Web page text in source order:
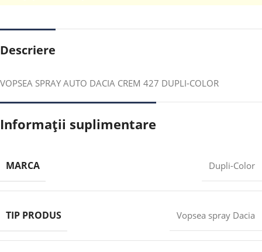
Descriere
VOPSEA SPRAY AUTO DACIA CREM 427 DUPLI-COLOR
Informații suplimentare
MARCA Dupli-Color
TIP PRODUS Vopsea spray Dacia